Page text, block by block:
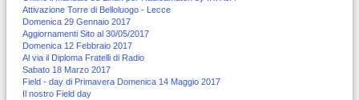
Attivazione Torre di Belloluogo - Lecce
Domenica 29 Gennaio 2017
Aggiornamenti Sito al 30/05/2017
Domenica 12 Febbraio 2017
Al via il Diploma Fratelli di Radio
Sabato 18 Marzo 2017
Field - day di Primavera Domenica 14 Maggio 2017
Il nostro Field day